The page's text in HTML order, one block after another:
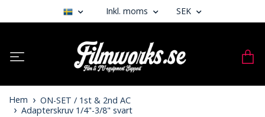
Inkl. moms SEK
Hem
ON-SET / 1st & 2nd AC
Adapterskruv 1/4"-3/8" svart